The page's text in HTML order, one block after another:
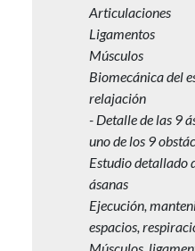
Articulaciones
Ligamentos
Músculos
Biomecánica del
relajación
- Detalle de las 9
uno de los 9
Estudio detallado
ásanas
Ejecución,
espacios,